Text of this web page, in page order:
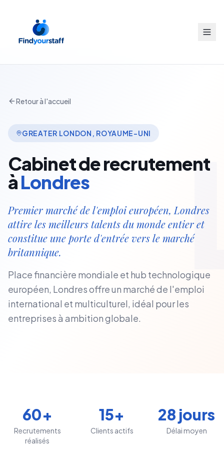
Retour à l'accueil
GREATER LONDON , ROYAUME-UNI
Cabinet de recrutement
àLondres
Premier marché de l'emploi européen, Londres
attire les meilleurs talents du monde entier et
constitue une porte d'entrée vers le marché
britannique.
Place financière mondiale et hub technologique
européen, Londres offre un marché de l'emploi
international et multiculturel, idéal pour les
entreprises à ambition globale.
60+
Recrutements
réalisés
15+
Clients actifs
28 jours
Délai moyen